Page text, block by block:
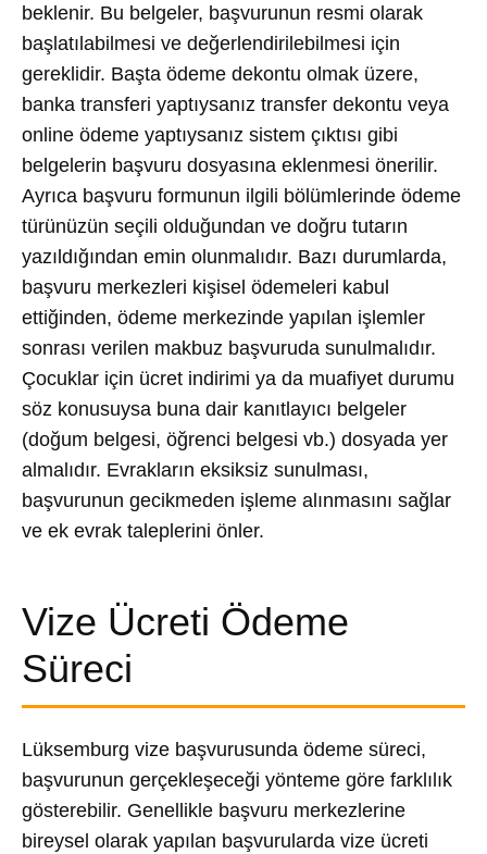
beklenir. Bu belgeler, başvurunun resmi olarak
başlatılabilmesi ve değerlendirilebilmesi için
gereklidir. Başta ödeme dekontu olmak üzere,
banka transferi yaptıysanız transfer dekontu veya
online ödeme yaptıysanız sistem çıktısı gibi
belgelerin başvuru dosyasına eklenmesi önerilir.
Ayrıca başvuru formunun ilgili bölümlerinde ödeme
türünüzün seçili olduğundan ve doğru tutarın
yazıldığından emin olunmalıdır. Bazı durumlarda,
başvuru merkezleri kişisel ödemeleri kabul
ettiğinden, ödeme merkezinde yapılan işlemler
sonrası verilen makbuz başvuruda sunulmalıdır.
Çocuklar için ücret indirimi ya da muafiyet durumu
söz konusuysa buna dair kanıtlayıcı belgeler
(doğum belgesi, öğrenci belgesi vb.) dosyada yer
almalıdır. Evrakların eksiksiz sunulması,
başvurunun gecikmeden işleme alınmasını sağlar
ve ek evrak taleplerini önler.
Vize Ücreti Ödeme
Süreci
Lüksemburg vize başvurusunda ödeme süreci,
başvurunun gerçekleşeceği yönteme göre farklılık
gösterebilir. Genellikle başvuru merkezlerine
bireysel olarak yapılan başvurularda vize ücreti